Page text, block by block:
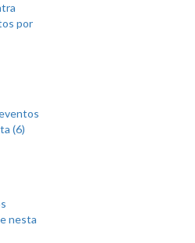
por
(6)
nesta